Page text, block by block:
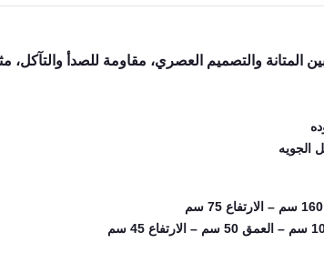
المتانة والتصميم العصري، مقاومة للصدأ
الجويه